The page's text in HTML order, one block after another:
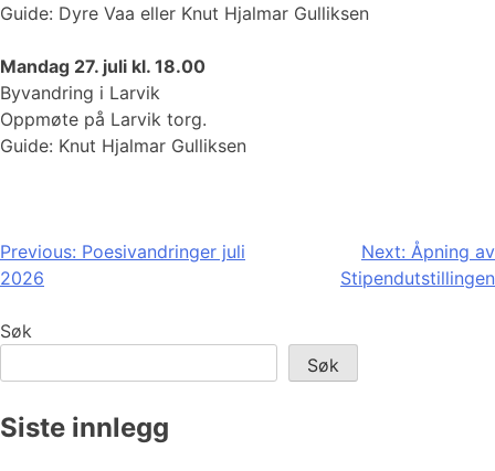
Guide: Dyre Vaa eller Knut Hjalmar Gulliksen
Mandag 27. juli kl. 18.00
Byvandring i Larvik
Oppmøte på Larvik torg.
Guide: Knut Hjalmar Gulliksen
Innleggsnavigasjon
Previous: Poesivandringer juli
2026
Next: Åpning av
Stipendutstillingen
Søk
Søk
Siste innlegg